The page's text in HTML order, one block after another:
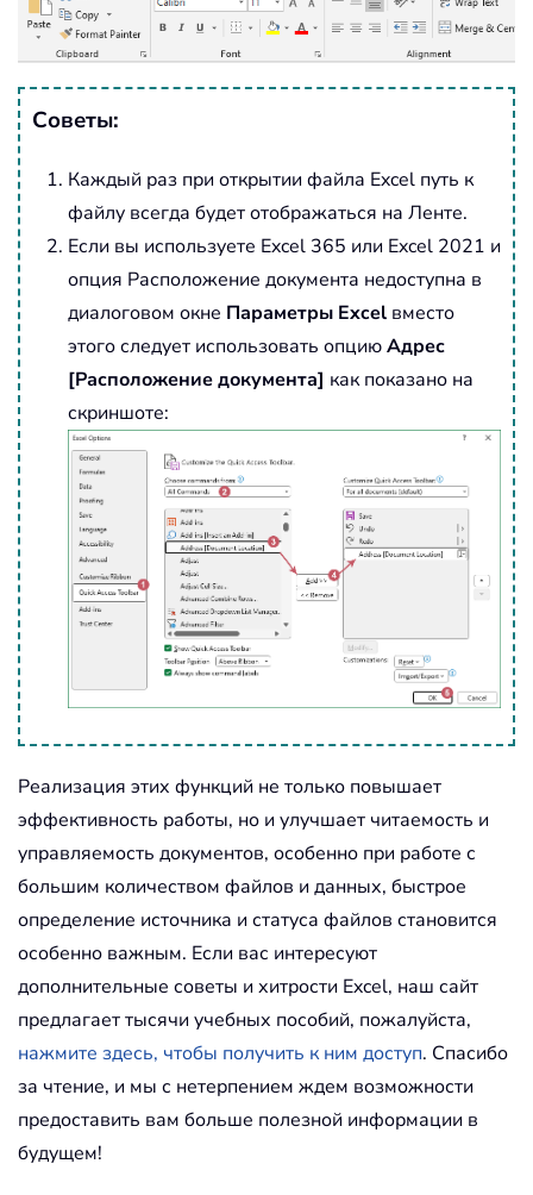
Советы:
Каждый раз при открытии файла Excel путь к
файлу всегда будет отображаться на Ленте.
Если вы используете Excel 365 или Excel 2021 и
опция Расположение документа недоступна в
диалоговом окне Параметры Excel вместо
этого следует использовать опциюАдрес
[Расположение документа] как показано на
скриншоте:
Реализация этих функций не только повышает
эффективность работы, но и улучшает читаемость и
управляемость документов, особенно при работе с
большим количеством файлов и данных, быстрое
определение источника и статуса файлов становится
особенно важным. Если вас интересуют
дополнительные советы и хитрости Excel, наш сайт
предлагает тысячи учебных пособий, пожалуйста,
нажмите здесь, чтобы получить к ним доступ. Спасибо
за чтение, и мы с нетерпением ждем возможности
предоставить вам больше полезной информации в
будущем!